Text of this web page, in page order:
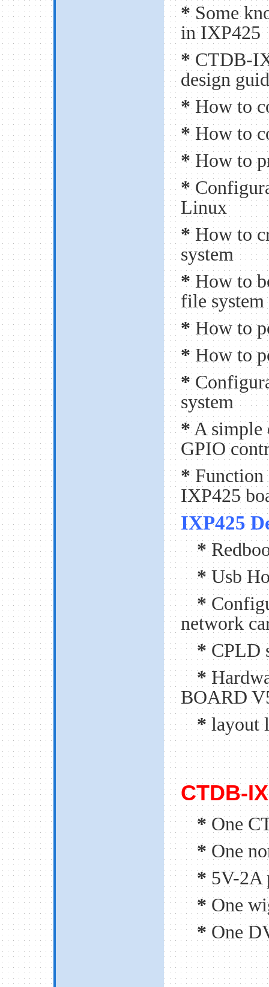
*Some
in IXP425
*CTDB-
design
*How to
*How to
*How to
*
Linux
*How to
system
*How to
file system
*How to
*How to
*
system
*A simple
GPIO
*Function
IXP425
IXP425
*
*Usb
*
network
*CPLD
*
BOARD
*layout
CTDB-
*One
*One
*5V-2A
*One
*One